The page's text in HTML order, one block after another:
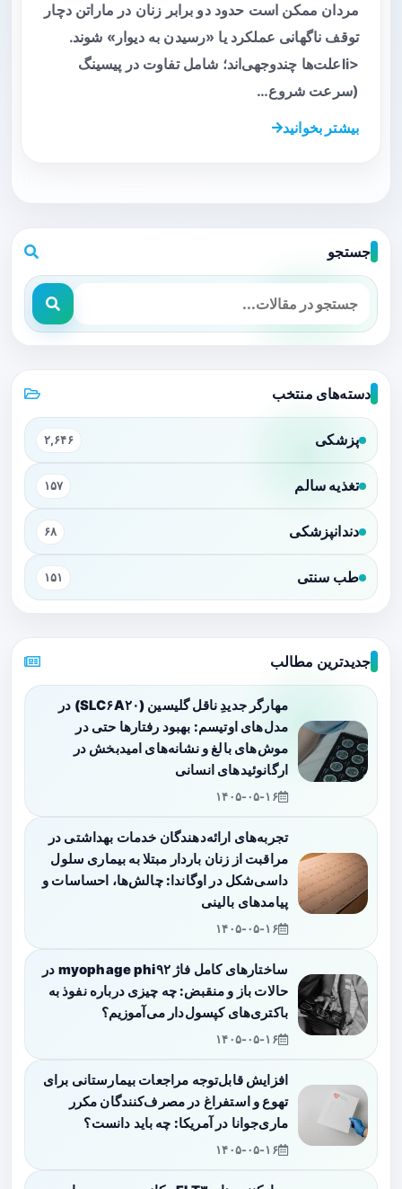
مردان ممکن است حدود دو برابر زنان در ماراتن دچار
توقف ناگهانی عملکرد یا «رسیدن به دیوار» شوند.
<liعلت‌ها چندوجهی‌اند؛ شامل تفاوت در پیسینگ
(سرعت شروع…
بیشتر بخوانید
جستجو
دسته‌های منتخب
پزشکی ۲,۶۴۶
تغذیه سالم ۱۵۷
دندانپزشکی ۶۸
طب سنتی ۱۵۱
جدیدترین مطالب
مهارگر جدیدِ ناقل گلیسین (SLC۶A۲۰) در
مدل‌های اوتیسم: بهبود رفتارها حتی در
موش‌های بالغ و نشانه‌های امیدبخش در
ارگانوئیدهای انسانی
۱۴۰۵-۰۵-۱۶
تجربه‌های ارائه‌دهندگان خدمات بهداشتی در
مراقبت از زنان باردار مبتلا به بیماری سلول
داسی‌شکل در اوگاندا: چالش‌ها، احساسات و
پیامدهای بالینی
۱۴۰۵-۰۵-۱۶
ساختارهای کامل فاژ myophage phi۹۲ در
حالات باز و منقبض: چه چیزی درباره نفوذ به
باکتری‌های کپسول‌دار می‌آموزیم؟
۱۴۰۵-۰۵-۱۶
افزایش قابل‌توجه مراجعات بیمارستانی برای
تهوع و استفراغ در مصرف‌کنندگان مکرر
ماری‌جوانا در آمریکا: چه باید دانست؟
۱۴۰۵-۰۵-۱۶